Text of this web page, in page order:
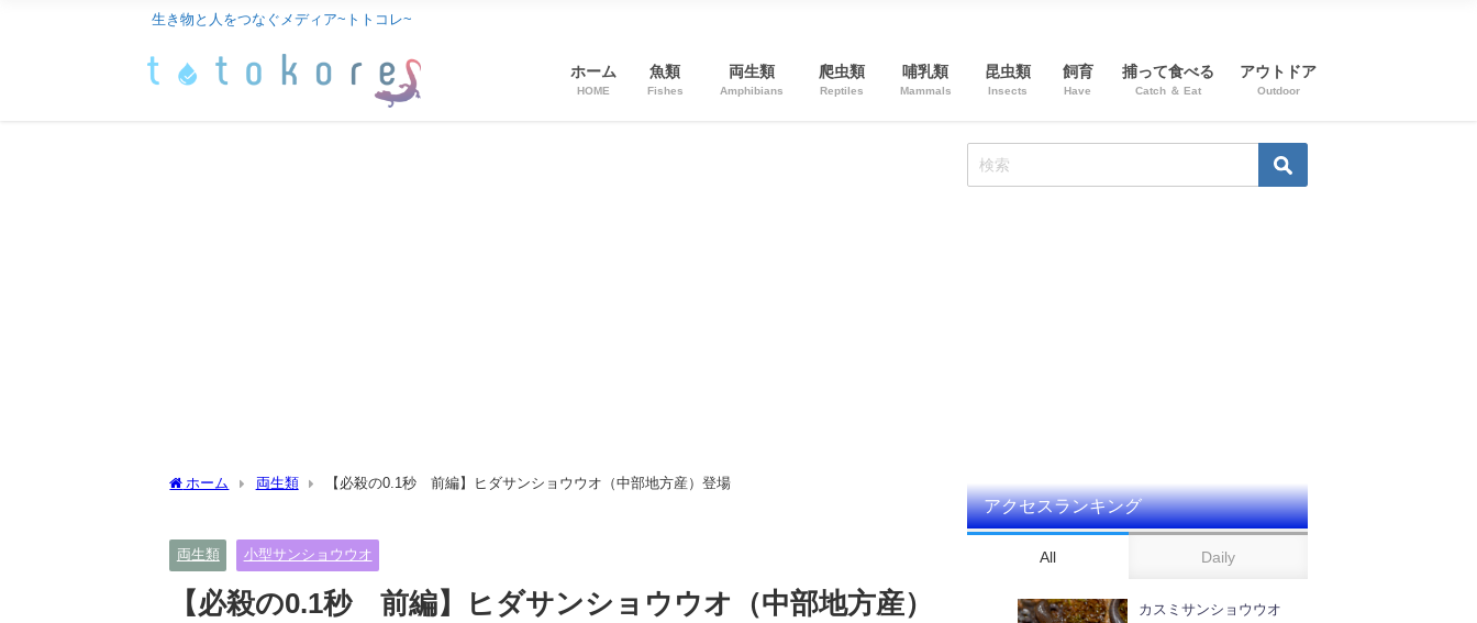
生き物と人をつなぐメディア~トトコレ~
ホーム
HOME
魚類
Fishes
両生類
Amphibians
爬虫類
Reptiles
哺乳類
Mammals
昆虫類
Insects
飼育
Have
捕って食べる
Catch ＆ Eat
アウトドア
Outdoor
ホーム 両生類 【必殺の0.1秒 前編】ヒダサンショウウオ（中部地方産）登場
両生類 小型サンショウウオ
【必殺の0.1秒 前編】ヒダサンショウウオ（中部地方産）
アクセスランキング
All Daily
カスミサンショウウオ